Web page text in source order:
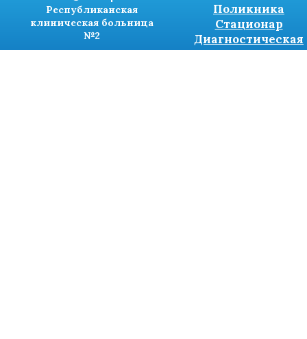
Республиканская
клиническая больница
№2
Поликника
Стационар
Диагностическая